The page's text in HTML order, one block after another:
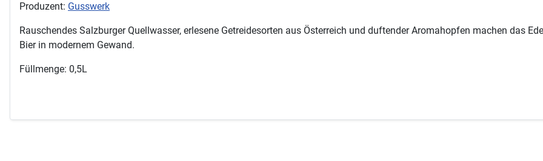
Produzent: Gusswerk
Rauschendes Salzburger Quellwasser, erlesene Getreidesorten aus Österreich und duftender Aromahopfen machen das
Bier in modernem Gewand.
Füllmenge: 0,5L